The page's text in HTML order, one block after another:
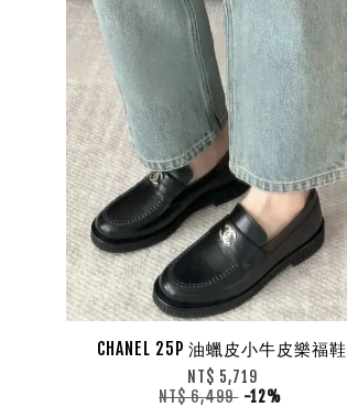
CHANEL 25P 油蠟皮小牛皮樂福鞋
NT$ 5,719
NT$ 6,499 -12%